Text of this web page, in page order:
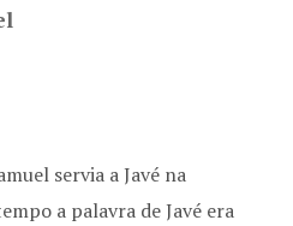
servia a Javé na
a palavra de Javé era